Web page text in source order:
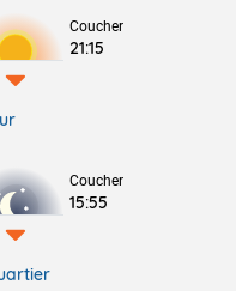
Coucher
21:15
Coucher
15:55